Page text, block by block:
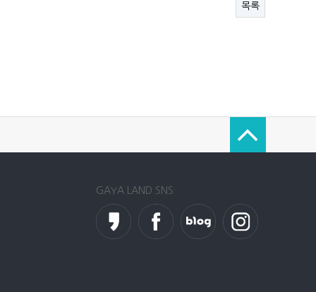
목록
GAYA LAND SNS